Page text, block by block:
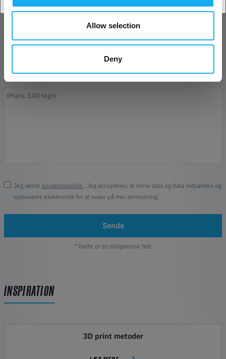
Allow selection
Deny
Forretning
Telefon
Besked*
Jeg læste privatlivspolitik
. Jeg accepterer, at mine data og data indsamles og
opbevares elektronisk for at svare på min anmodning.
Sende
* Dette er et obligatorisk felt.
INSPIRATION
3D print metoder